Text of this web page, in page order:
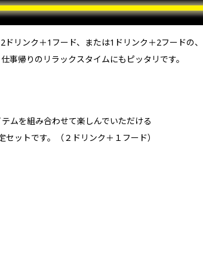
リンク＋1フード、または1ドリンク＋2フードの
帰りのリラックスタイムにもピッタリです。
ムを組み合わせて楽しんでいただける
セットです。（２ドリンク＋１フード）